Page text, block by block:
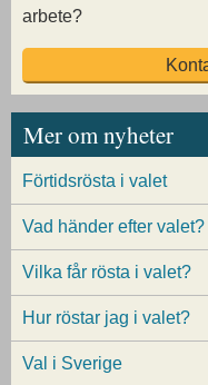
arbete?
Mer om nyheter
Förtidsrösta i valet
Vad händer efter valet?
Vilka får rösta i valet?
Hur röstar jag i valet?
Val i Sverige